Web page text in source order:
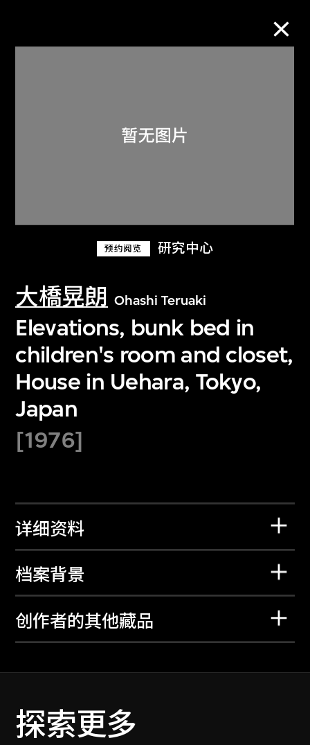
预约阅览 研究中心
大橋晃朗 Ohashi Teruaki
Elevations, bunk bed in
children's room and closet,
House in Uehara, Tokyo,
Japan
[1976]
详细资料
档案背景
创作者的其他藏品
探索更多
关于M+藏品
探索世界顶级的二十及二十一世纪视觉
文化藏品。